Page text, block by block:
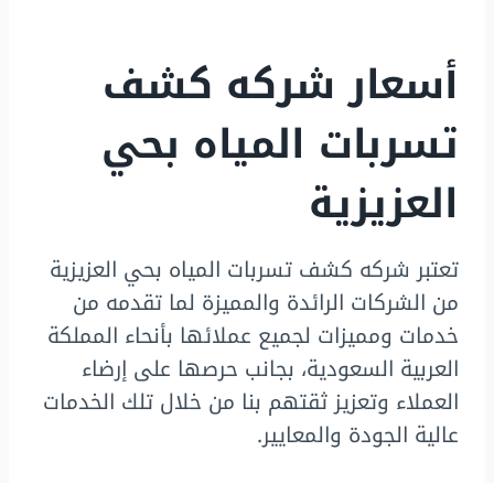
أسعار شركه كشف
تسربات المياه بحي
العزيزية
تعتبر شركه كشف تسربات المياه بحي العزيزية
من الشركات الرائدة والمميزة لما تقدمه من
خدمات ومميزات لجميع عملائها بأنحاء المملكة
العربية السعودية، بجانب حرصها على إرضاء
العملاء وتعزيز ثقتهم بنا من خلال تلك الخدمات
عالية الجودة والمعايير.